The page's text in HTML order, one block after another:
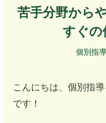
苦手分野から
すぐの
個別指
こんにちは、個別指
です！